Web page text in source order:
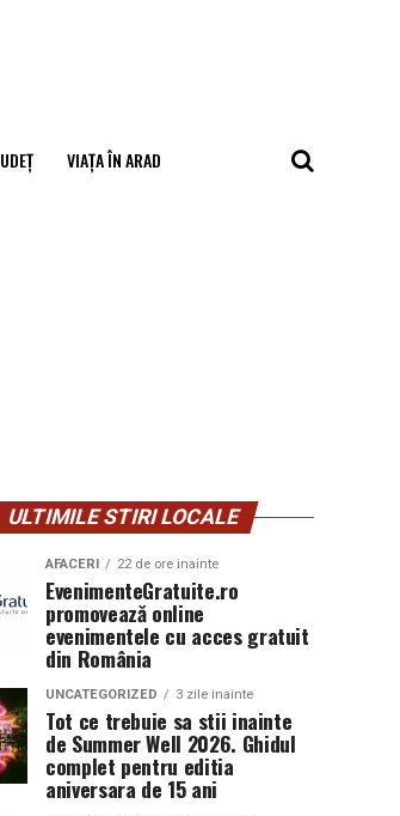
VIAȚA ÎN ARAD
ULTIMILE STIRI LOCALE
AFACERI 22 de ore inainte
EvenimenteGratuite.ro
promovează online
evenimentele cu acces gratuit
din România
UNCATEGORIZED 3 zile inainte
Tot ce trebuie sa stii inainte
de Summer Well 2026. Ghidul
complet pentru editia
aniversara de 15 ani